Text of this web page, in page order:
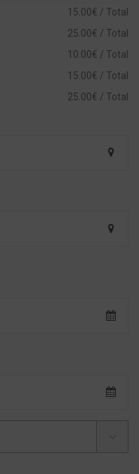
15.00€ / Total
25.00€ / Total
10.00€ / Total
15.00€ / Total
25.00€ / Total